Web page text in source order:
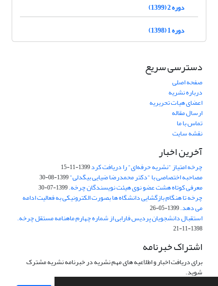
دوره 2 (1399)
دوره 1 (1398)
دسترسی سریع
صفحه اصلی
درباره نشریه
اعضای هیات تحریریه
ارسال مقاله
تماس با ما
نقشه سایت
آخرین اخبار
چرخه امتیاز "نشریه حرفه‌ای" را دریافت کرد1399-11-15
مصاحبه اختصاصی با "دکتر محمدرضا ضیایی بیگدلی"1399-08-30
معرفی کوتاه هشت عضو نوی هیئت نویسندگان چرخه.1399-07-30
چرخه تا هنگام بازگشایی دانشگاه ها بصورت الکترونیکی به فعالیت ادامه
می دهد.1399-05-26
استقبال دانشجویان پردیس فارابی از شماره چهارم ماهنامه مستقل چرخه.
1398-11-21
اشتراک خبرنامه
برای دریافت اخبار و اطلاعیه های مهم نشریه در خبرنامه نشریه مشترک
شوید.